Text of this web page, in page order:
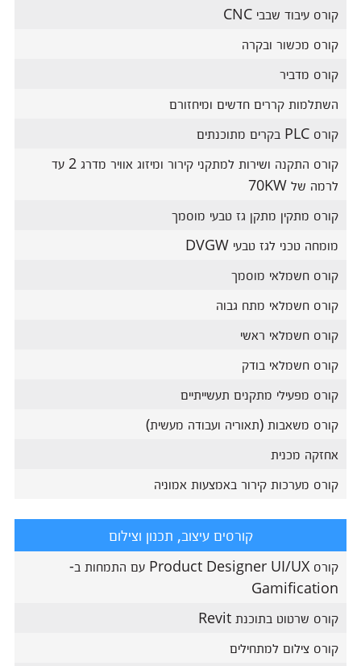
קורס עיבוד שבבי CNC
קורס מכשור ובקרה
קורס מדביר
השתלמות קררים חדשים ומיחזורם
קורס PLC בקרים מתוכנתים
קורס התקנה ושירות למתקני קירור ומיזוג אוויר מדרג 2 עד
לרמה של 70KW
קורס מתקין מתקן גז טבעי מוסמך
מומחה טכני לגז טבעי DVGW
קורס חשמלאי מוסמך
קורס חשמלאי מתח גבוה
קורס חשמלאי ראשי
קורס חשמלאי בודק
קורס מפעילי מתקנים תעשייתיים
קורס משאבות (תאוריה ועבודה מעשית)
אחזקה מכנית
קורס מערכות קירור באמצעות אמוניה
קורסים עיצוב, תכנון וצילום
קורס Product Designer UI/UX עם התמחות ב-
Gamification
קורס שרטוט בתוכנת Revit
קורס צילום למתחילים